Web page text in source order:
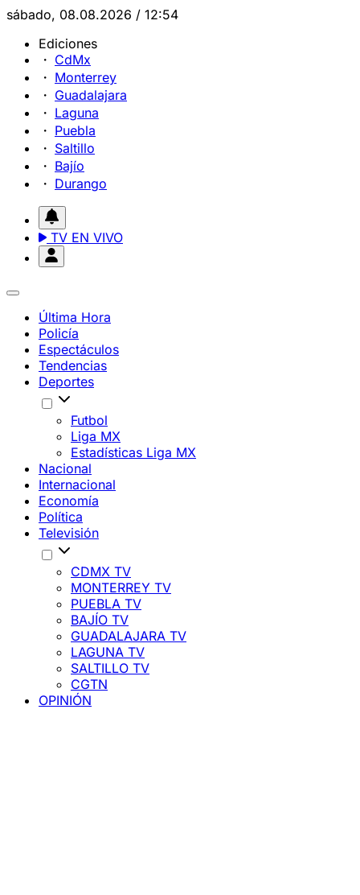
sábado, 08.08.2026 / 12:54
Ediciones
CdMx
Monterrey
Guadalajara
Laguna
Puebla
Saltillo
Bajío
Durango
TV EN VIVO
Última Hora
Policía
Espectáculos
Tendencias
Deportes
Futbol
Liga MX
Estadísticas Liga MX
Nacional
Internacional
Economía
Política
Televisión
CDMX TV
MONTERREY TV
PUEBLA TV
BAJÍO TV
GUADALAJARA TV
LAGUNA TV
SALTILLO TV
CGTN
OPINIÓN